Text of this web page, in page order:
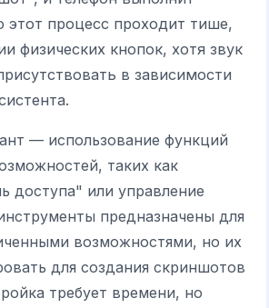
этот процесс проходит тише,
физических кнопок, хотя звук
в зависимости
— использование функций
таких как
доступа" или управление
предназначены для
возможностями, но их
для создания скриншотов
требует времени, но